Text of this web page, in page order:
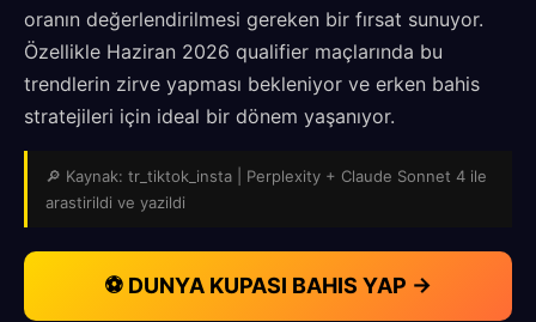
oranın değerlendirilmesi gereken bir fırsat sunuyor.
Özellikle Haziran 2026 qualifier maçlarında bu
trendlerin zirve yapması bekleniyor ve erken bahis
stratejileri için ideal bir dönem yaşanıyor.
🔎 Kaynak: tr_tiktok_insta | Perplexity + Claude Sonnet 4 ile
arastirildi ve yazildi
⚽ DUNYA KUPASI BAHIS YAP →